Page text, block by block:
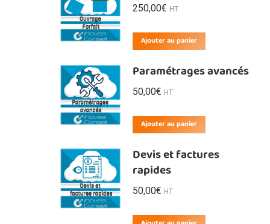
250,00€ HT
Ajouter au panier
Paramétrages avancés
50,00€ HT
Ajouter au panier
Devis et factures
rapides
50,00€ HT